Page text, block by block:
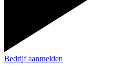
Bedrijf aanmelden